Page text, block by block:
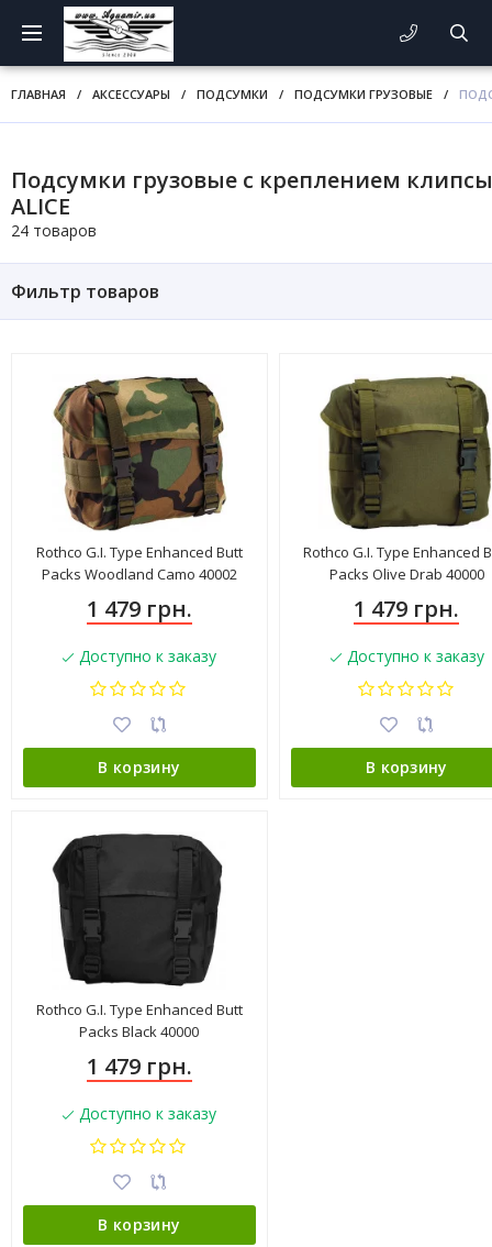
ГЛАВНАЯ / АКСЕССУАРЫ / ПОДСУМКИ / ПОДСУМКИ ГРУЗОВЫЕ /
Подсумки грузовые с креплением клипсы
ALICE
24 товаров
Фильтр товаров
Rothco G.I. Type Enhanced Butt
Packs Woodland Camo 40002
1 479 грн.
Доступно к заказу
В корзину
Rothco G.I. Type Enhanced
Packs Olive Drab 40000
1 479 грн.
Доступно к заказу
В корзину
Rothco G.I. Type Enhanced Butt
Packs Black 40000
1 479 грн.
Доступно к заказу
В корзину